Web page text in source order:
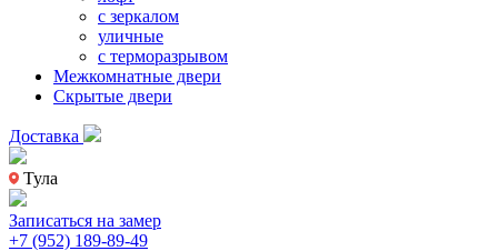
с зеркалом
уличные
с терморазрывом
Межкомнатные двери
Скрытые двери
Доставка
Тула
Записаться на замер
+7 (952) 189-89-49